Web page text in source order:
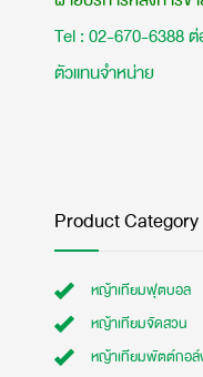
Tel : 02-670-6388
ตัวแทนจำหน่าย
Product Category
หญ้าเทียมฟุตบอล
หญ้าเทียมจัดสวน
หญ้าเทียมพัตต์กอ